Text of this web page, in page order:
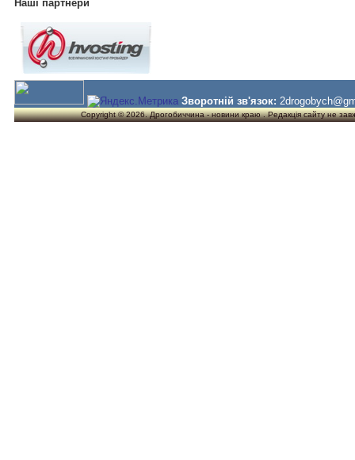
Наші партнери
Зворотній зв'язок:
Copyright © 2026. Дрогобиччина - новини краю . Редакція сайту не